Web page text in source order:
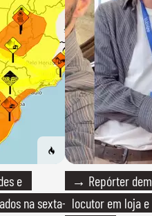
e
na sexta-
→ Repórter
locutor em loja